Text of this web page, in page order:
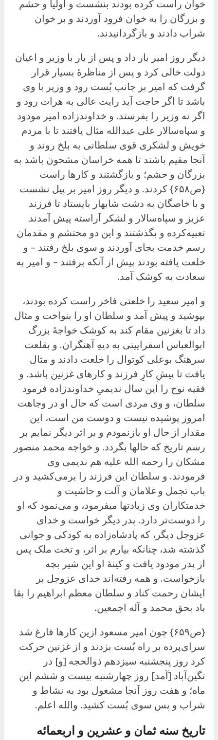
خوان راست کرده بودند بنشست و اولیا و حشم
و بزرگان را به خوان فرود آوردند و بر خوان
شراب دادند و بازگردانیدند.
دیگر روز امیر بار داد و پس از بار با وزیر و اعیان
دولت خالی کرد و پس از مناظرهٔ بسیار قرار
گرفت که امیر بر جانب بُست رود و وزیر با وی
باشد تا اگر حاجت آید رایت عالی به هرات رود و
اگر نه وزیر را بفرستد. و خداوندزاده امیر مودود
و سپاه‌سالار على عبدالله مثال یافتند تا با مردم
خویش و لشکری قوی سلطانی به بلخ روند و
آنجا مقیم باشند تا همه خراسان مشحون باشد به
بزرگان و حشم؛ و بازگشتند و کارها راست
{ص۶۵۸} کردند. و دیگر روز امیر بر پیل نشست
و با خاصگان به دشت شابهار بایستاد تا فرزند
عزیز و سپاه‌سالار و لشکر آراسته پیش آمدند
تعبیه‌کرده و بگذشتند و این دو محتشم و مقدمان
رسم خدمت بجای آوردند و سوی بلخ رفتند – و
خلعت یافته بودند پیش از آنکه برفتند – و امیر به
سعادت به کوشک آمد.
و امیر سعید را خلعتی فاخر راست کرده بودند،
بپوشید و پیش آمد و سلطان او را بنواخت و مثال
داد تا بغزنین مقام کند به کوشک خواجهٔ بزرگ
ابوالعباس اسفرایینی به دیهِ آهنگران. و بقلعت
سرهنگ بوعلى کوتوال را خلعت دادند و مثال
یافت تا پیشِ کارِ فرزند و کارهای غزنین باشد. و
فقیه نوح را این سال ندیمیِ خداوندزاده فرمود
سلطان، و وی مردی است که حال او در وجاهت
امروز پوشیده نیست و دوست من است، این
مقدار از حال او بازنمودم و بر اثر دیگر نمایم بر
رسم تاریخ که حالها بگردد. و خواجه محمد منصور
مشکان را رحمه الله علیه هم ندیمی وی
فرمودند. و سلطان این فرزند را برمی‌کشید و در
باب تجمل و غلامان و آلت و حاشیت و
خدمتکاران وی زیادتها میفرمود، و می‌نمود که او
را دوست‌تر دارد. پدر دیگر خواست و خدای
عزوجل دیگر، که پادشاه‌زاده به کودکی و جوانی
گذشته شد، چنانکه بیارم بر اثر، و تخت ملک پس
از پدر مودود یافت و کینهٔ او این شیر بچه
بازخواست. و همه رفته‌اند خدای عزوجل بر
ایشان رحمت کناد و سلطان معظم ابراهیم را بقا
باد بحق محمد و آله اجمعین.
{ص۶۵۹} چون امیر مسعود ازین کارها فارغ شد
سرای‌پرده بر راه بُست بزدند و از غزنین حرکت
کرد روز پنجشنبه سیزدهم ذوالحجه [و] در
تگین‌آباد [آمد] روز چهارشنبه بیست و ششم این
ماه؛ و هفت روز آنجا مشغول بود به نشاط و
شراب و پس سوی بُست کشید. والله اعلم.
تاریخ سنه ثمان و عشرین و اربعمائه